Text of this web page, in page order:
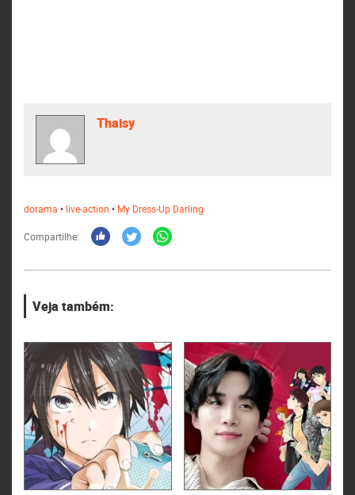
Thaisy
dorama • live-action • My Dress-Up Darling
Compartilhe:
Veja também: